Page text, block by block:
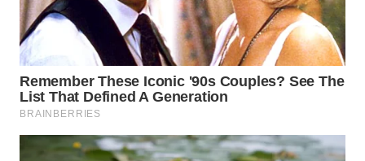
WN
TANGERANG
BINJAI
WN
CIREBON